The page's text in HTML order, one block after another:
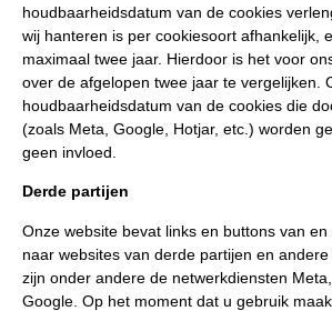
houdbaarheidsdatum van de cookies
wij hanteren is per cookiesoort afhankelijk,
maximaal twee jaar. Hierdoor is het voor
over de afgelopen twee jaar te vergelijken.
houdbaarheidsdatum van de cookies die
(zoals Meta, Google, Hotjar, etc.) worden
geen invloed.
Derde partijen
Onze website bevat links en buttons van
naar websites van derde partijen en
zijn onder andere de netwerkdiensten
Google. Op het moment dat u gebruik